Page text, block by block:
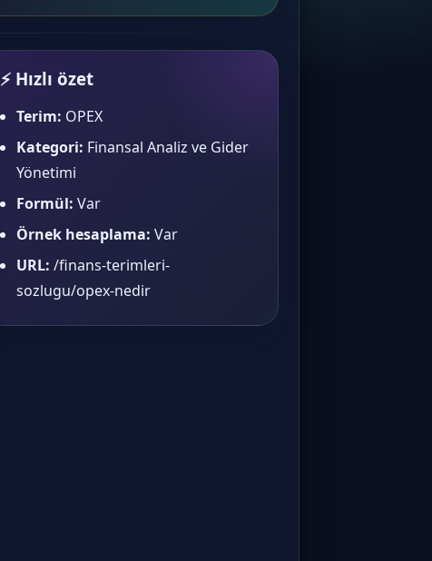
⚡ Hızlı özet
Terim: OPEX
Kategori: Finansal Analiz ve Gider
Yönetimi
Formül: Var
Örnek hesaplama: Var
URL: /finans-terimleri-
sozlugu/opex-nedir